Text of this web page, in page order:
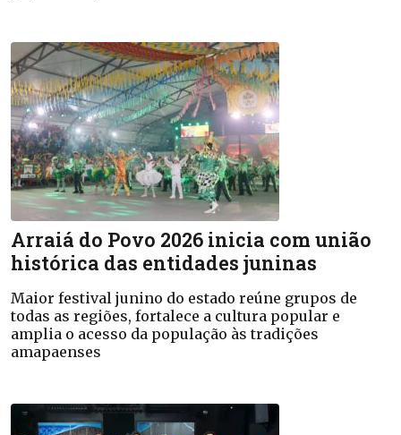
Arraiá do Povo 2026 inicia com união
histórica das entidades juninas
Maior festival junino do estado reúne grupos de
todas as regiões, fortalece a cultura popular e
amplia o acesso da população às tradições
amapaenses